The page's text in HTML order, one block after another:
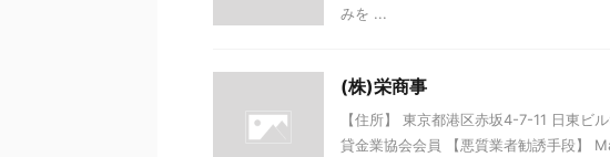
みを ...
(株)栄商事
【住所】 東京都港区赤坂4-7-11 日東ビ
貸金業協会会員 【悪質業者勧誘手段】